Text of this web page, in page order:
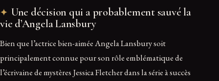
Une décision qui a probablement sauvé la
vie d’Angela Lansbury
Bien que l’actrice bien-aimée Angela Lansbury soit
principalement connue pour son rôle emblématique de
l’écrivaine de mystères Jessica Fletcher dans la série à succès